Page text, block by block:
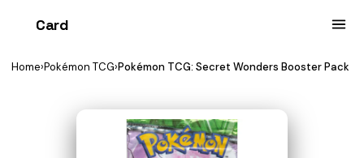
Card
Home›Pokémon TCG›Pokémon TCG: Secret Wonders Booster Pack